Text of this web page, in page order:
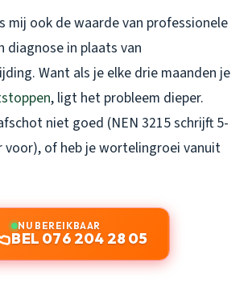
mij ook de waarde van professionele
diagnose in plaats van
Want als je elke drie maanden je
, ligt het probleem dieper.
niet goed (NEN 3215 schrijft 5-
voor), of heb je wortelingroei vanuit
NU BEREIKBAAR
BEL 076 204 28 05